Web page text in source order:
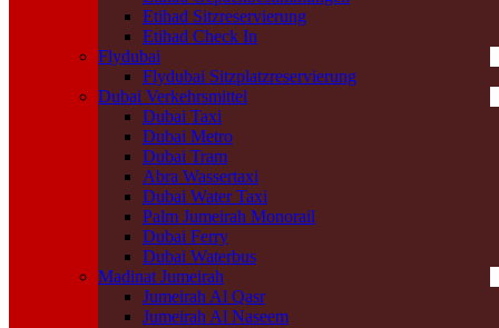
Etihad Sitzreservierung
Etihad Check In
Flydubai
Flydubai Sitzplatzreservierung
Dubai Verkehrsmittel
Dubai Taxi
Dubai Metro
Dubai Tram
Abra Wassertaxi
Dubai Water Taxi
Palm Jumeirah Monorail
Dubai Ferry
Dubai Waterbus
Madinat Jumeirah
Jumeirah Al Qasr
Jumeirah Al Naseem